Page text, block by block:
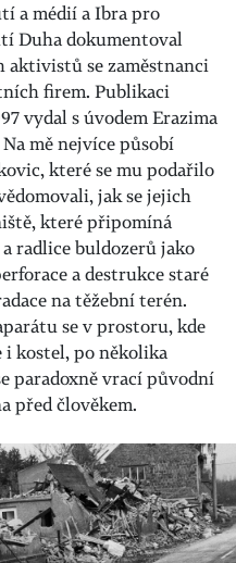
a médií a Ibra pro
Duha dokumentoval
se zaměstnanci
firem. Publikaci
vydal s úvodem Erazima
mě nejvíce působí
které se mu podařilo
jak se jejich
které připomíná
radlice buldozerů jako
a destrukce staré
na těžební terén.
se v prostoru, kde
kostel, po několika
paradoxně vrací původní
před člověkem.